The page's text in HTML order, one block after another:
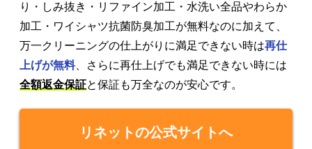
り・しみ抜き・リファイン加工・水洗い全品やわらか
加工・ワイシャツ抗菌防臭加工が無料なのに加えて、
万一クリーニングの仕上がりに満足できない時は再仕
上げが無料、さらに再仕上げでも満足できない時には
全額返金保証と保証も万全なのが安心です。
リネットの公式サイトへ